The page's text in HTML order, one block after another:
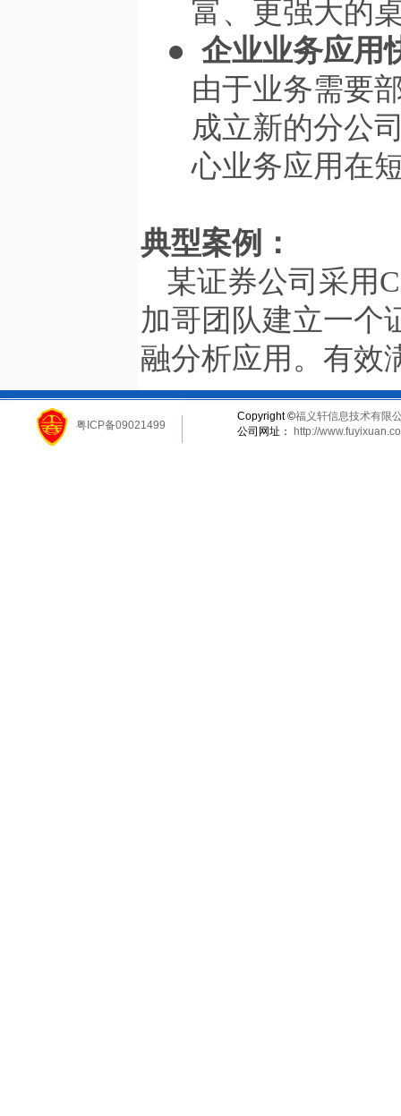
富、更强大的
● 企业业务应用
由于业务需要
成立新的分公
心业务应用在
典型案例：
某证券公司采用
加哥团队建立一个
融分析应用。有效
粤ICP备09021499
Copyright ©福义轩信息技术有限
公司网址：
http://